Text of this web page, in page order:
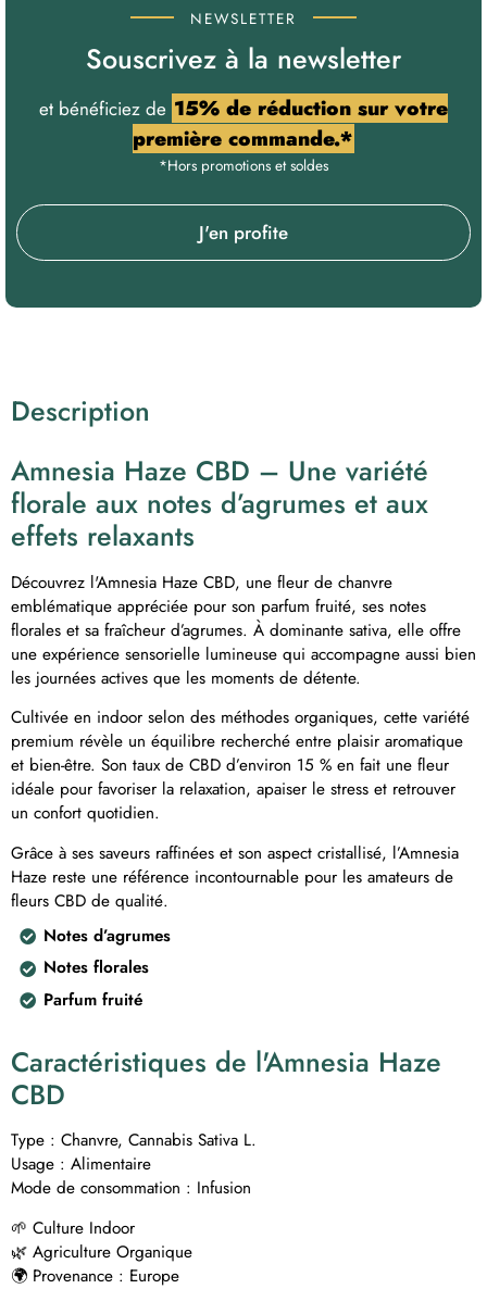
NEWSLETTER
Souscrivez à la newsletter
et bénéficiez de 15% de réduction sur votre
première commande.*
*Hors promotions et soldes
J'en profite
Description
Amnesia Haze CBD – Une variété
florale aux notes d’agrumes et aux
effets relaxants
Découvrez l'Amnesia Haze CBD, une fleur de chanvre
emblématique appréciée pour son parfum fruité, ses notes
florales et sa fraîcheur d’agrumes. À dominante sativa, elle offre
une expérience sensorielle lumineuse qui accompagne aussi bien
les journées actives que les moments de détente.
Cultivée en indoor selon des méthodes organiques, cette variété
premium révèle un équilibre recherché entre plaisir aromatique
et bien-être. Son taux de CBD d’environ 15 % en fait une fleur
idéale pour favoriser la relaxation, apaiser le stress et retrouver
un confort quotidien.
Grâce à ses saveurs raffinées et son aspect cristallisé, l’Amnesia
Haze reste une référence incontournable pour les amateurs de
fleurs CBD de qualité.
Notes d’agrumes
Notes florales
Parfum fruité
Caractéristiques de l'Amnesia Haze
CBD
Type : Chanvre, Cannabis Sativa L.
Usage : Alimentaire
Mode de consommation : Infusion
🌱 Culture Indoor
🌿 Agriculture Organique
🌍 Provenance : Europe